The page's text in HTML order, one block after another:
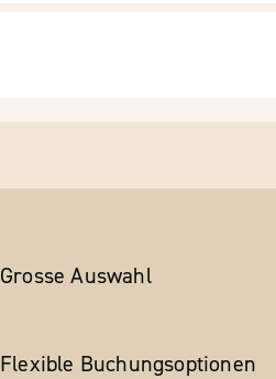
Grosse Auswahl
Flexible Buchungs­optionen